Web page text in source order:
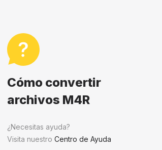
Cómo convertir
archivos M4R
¿Necesitas ayuda?
Visita nuestro Centro de Ayuda